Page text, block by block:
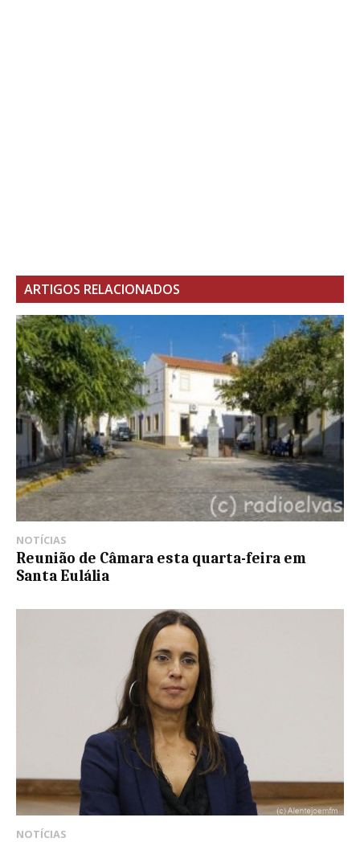
ARTIGOS RELACIONADOS
NOTÍCIAS
Reunião de Câmara esta quarta-feira em
Santa Eulália
NOTÍCIAS